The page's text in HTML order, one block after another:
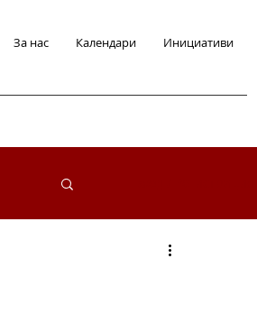
За нас Календари Инициативи